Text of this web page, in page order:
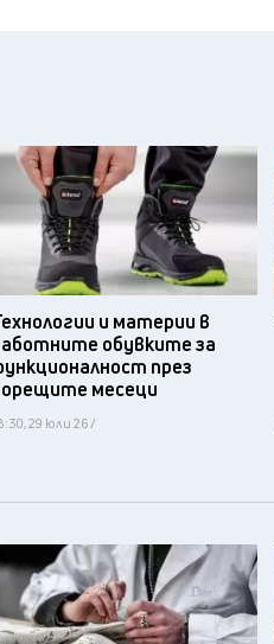
и материи в
обувките за
през
месеци
29 юли 26 /